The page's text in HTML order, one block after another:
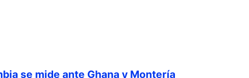
se mide ante Ghana y Montería